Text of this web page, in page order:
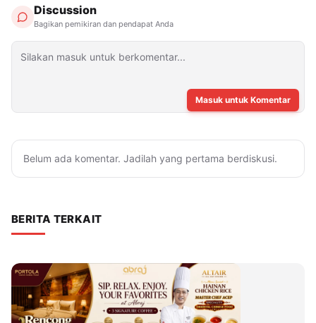
Discussion
Bagikan pemikiran dan pendapat Anda
Masuk untuk Komentar
Belum ada komentar. Jadilah yang pertama berdiskusi.
BERITA TERKAIT